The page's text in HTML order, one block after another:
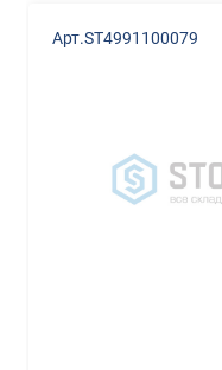
Арт.ST4991100079